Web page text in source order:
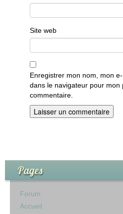
Site web
Enregistrer mon nom, mon
dans le navigateur pour mon
commentaire.
Pages
Forum
Accueil